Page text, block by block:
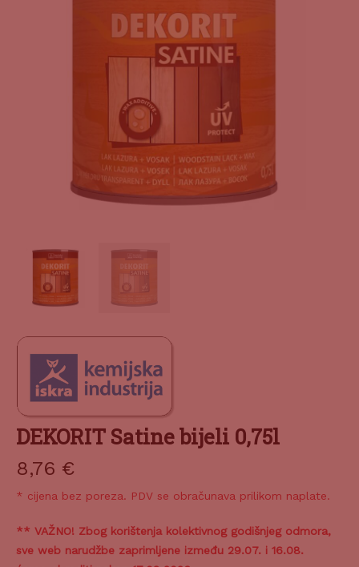
DEKORIT Satine bijeli 0,75l
8,76 €
* cijena bez poreza. PDV se obračunava prilikom naplate.
** VAŽNO! Zbog korištenja kolektivnog godišnjeg odmora,
sve web narudžbe zaprimljene između 29.07. i 16.08.